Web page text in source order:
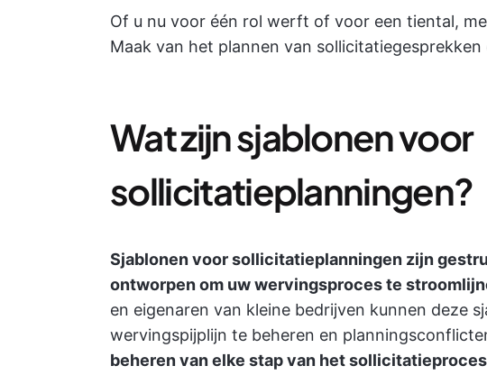
Of u nu voor één rol werft of voor een tiental,
Maak van het plannen van sollicitatiegesprekken
Wat zijn sjablonen voor
sollicitatieplanningen?
Sjablonen voor sollicitatieplanningen zijn
ontworpen om uw wervingsproces te
en eigenaren van kleine bedrijven kunnen deze
wervingspijplijn te beheren en
beheren van elke stap van het